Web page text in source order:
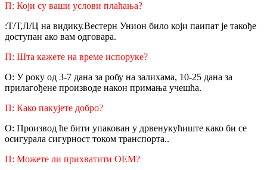
П: Који су ваши услови плаћања?
:Т/Т,Л/Ц на видику.Вестерн Унион било који паипат је такође
доступан ако вам одговара.
П: Шта кажете на време испоруке?
О: У року од 3-7 дана за робу на залихама, 10-25 дана за
прилагођене производе након примања учешћа.
П: Како пакујете добро?
О: Производ ће бити упакован у дрвенукућиште како би се
осигурала сигурност током транспорта..
П: Можете ли прихватити ОЕМ?